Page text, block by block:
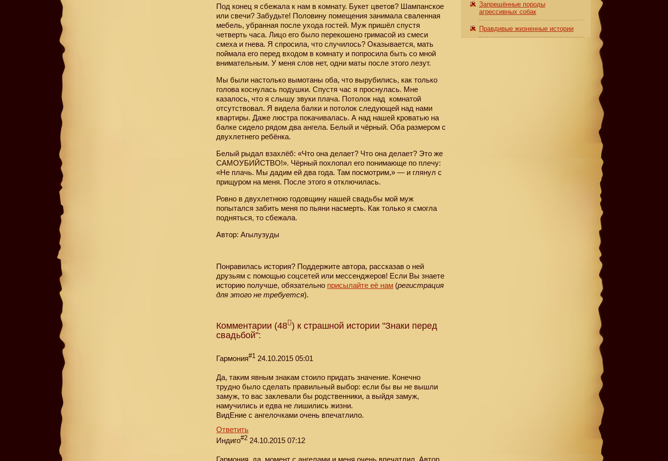
Под конец я сбежала к нам в комнату. Букет цветов? Шампанское
или свечи? Забудьте! Половину помещения занимала сваленная
мебель, убранная после ухода гостей. Муж пришёл спустя
четверть часа. Лицо его было перекошено гримасой из смеси
смеха и гнева. Я спросила, что случилось? Оказывается, мать
поймала его перед входом в комнату и попросила быть со мной
внимательным. У меня слов нет, одни маты после этого лезут.
Мы были настолько вымотаны оба, что вырубились, как только
голова коснулась подушки. Спустя час я проснулась. Мне
казалось, что я слышу звуки плача. Потолок над комнатой
отсутствовал. Я видела балки и потолок следующей над нами
квартиры. Даже люстра покачивалась. А над нашей кроватью на
балке сидело рядом два ангела. Белый и чёрный. Оба размером с
двухлетнего ребёнка.
Белый рыдал взахлёб: «Что она делает? Что она делает? Это же
САМОУБИЙСТВО!». Чёрный похлопал его понимающе по плечу:
«Не плачь. Мы дадим ей два года. Там посмотрим,» — и глянул с
прищуром на меня. После этого я отключилась.
Ровно в двухлетнюю годовщину нашей свадьбы мой муж
попытался забить меня по пьяни насмерть. Как только я смогла
подняться, то сбежала.
Автор: Агылузуды
Понравилась история? Поддержите автора, рассказав о ней
друзьям с помощью соцсетей или мессенджеров! Если Вы знаете
историю получше, обязательно присылайте её нам (регистрация
для этого не требуется).
Комментарии (48 ) к страшной истории "Знаки перед
свадьбой":
Гармония#1 24.10.2015 05:01
Да, таким явным знакам стоило придать значение. Конечно
трудно было сделать правильный выбор: если бы вы не вышли
замуж, то вас заклевали бы родственники, а выйдя замуж,
намучились и едва не лишились жизни.
ВидЕние с ангелочками очень впечатлило.
Ответить
Индиго#2 24.10.2015 07:12
Запрещённые породы
агрессивных собак
Правдивые жизненные истории